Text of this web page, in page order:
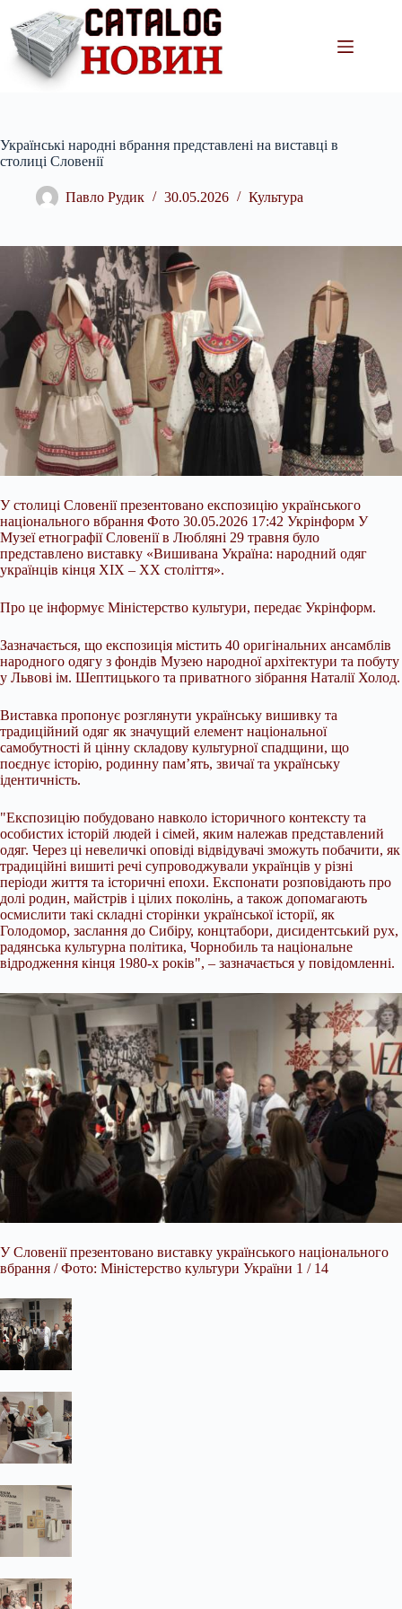
вмісту
Українські народні вбрання представлені на виставці в
столиці Словенії
Павло Рудик 30.05.2026 Культура
У столиці Словенії презентовано експозицію українського
національного вбрання Фото 30.05.2026 17:42 Укрінформ У
Музеї етнографії Словенії в Любляні 29 травня було
представлено виставку «Вишивана Україна: народний одяг
українців кінця ХІХ – ХХ століття».
Про це інформує Міністерство культури, передає Укрінформ.
Зазначається, що експозиція містить 40 оригінальних ансамблів
народного одягу з фондів Музею народної архітектури та побуту
у Львові ім. Шептицького та приватного зібрання Наталії Холод.
Виставка пропонує розглянути українську вишивку та
традиційний одяг як значущий елемент національної
самобутності й цінну складову культурної спадщини, що
поєднує історію, родинну пам’ять, звичаї та українську
ідентичність.
"Експозицію побудовано навколо історичного контексту та
особистих історій людей і сімей, яким належав представлений
одяг. Через ці невеличкі оповіді відвідувачі зможуть побачити, як
традиційні вишиті речі супроводжували українців у різні
періоди життя та історичні епохи. Експонати розповідають про
долі родин, майстрів і цілих поколінь, а також допомагають
осмислити такі складні сторінки української історії, як
Голодомор, заслання до Сибіру, концтабори, дисидентський рух,
радянська культурна політика, Чорнобиль та національне
відродження кінця 1980-х років", – зазначається у повідомленні.
У Словенії презентовано виставку українського національного
вбрання / Фото: Міністерство культури України 1 / 14